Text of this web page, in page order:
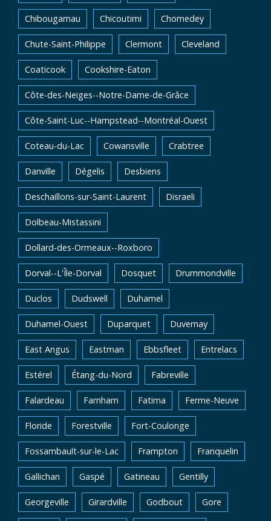
Chibougamau Chicoutimi Chomedey
Chute-Saint-Philippe Clermont Cleveland
Coaticook Cookshire-Eaton
Côte-des-Neiges--Notre-Dame-de-Grâce
Côte-Saint-Luc--Hampstead--Montréal-Ouest
Coteau-du-Lac Cowansville Crabtree
Danville Dégelis Desbiens
Deschaillons-sur-Saint-Laurent Disraeli
Dolbeau-Mistassini
Dollard-des-Ormeaux--Roxboro
Dorval--L'Île-Dorval Dosquet Drummondville
Duclos Dudswell Duhamel
Duhamel-Ouest Duparquet Duvernay
East Angus Eastman Ebbsfleet Entrelacs
Estérel Étang-du-Nord Fabreville
Falardeau Farnham Fatima Ferme-Neuve
Floride Forestville Fort-Coulonge
Fossambault-sur-le-Lac Frampton Franquelin
Gallichan Gaspé Gatineau Gentilly
Georgeville Girardville Godbout Gore